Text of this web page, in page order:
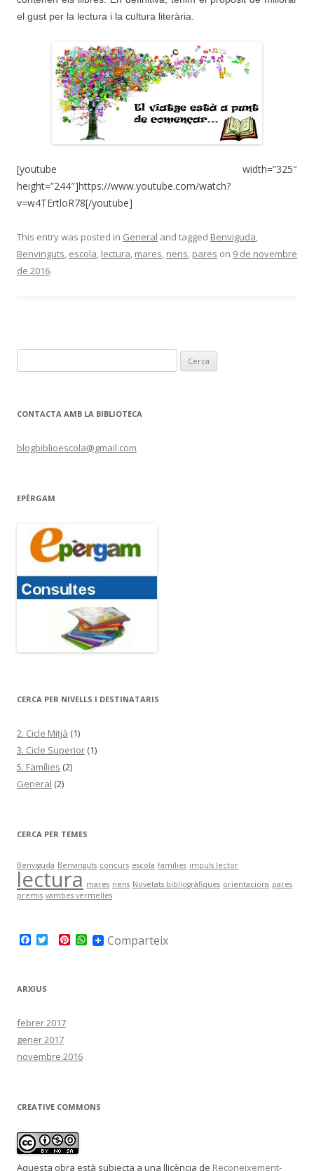
el gust per la lectura i la cultura literària.
[youtube width=”325″
height=”244″]https://www.youtube.com/watch?
v=w4TErtloR78[/youtube]
This entry was posted in General and tagged Benviguda,
Benvinguts, escola, lectura, mares, nens, pares on 9 de novembre
de 2016.
e
c
:
CONTACTA AMB LA BIBLIOTECA
blogbiblioescola@gmail.com
EPÈRGAM
CERCA PER NIVELLS I DESTINATARIS
2. Cicle Mitjà (1)
3. Cicle Superior (1)
5. Famílies (2)
General (2)
CERCA PER TEMES
Benviguda Benvinguts concurs escola famílies impuls lector
lectura mares nens Novetats bibliogràfiques orientacions pares
premis vambes vermelles
a
b
o
k
P W
h
Comparteix
ARXIUS
febrer 2017
gener 2017
novembre 2016
CREATIVE COMMONS
Aquesta obra està subjecta a una llicència de Reconeixement-